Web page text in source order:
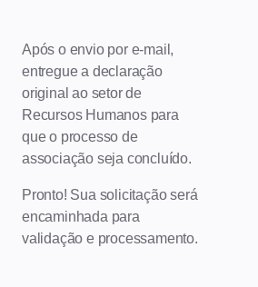
Após o envio por e-mail,
entregue a declaração
original ao setor de
Recursos Humanos para
que o processo de
associação seja concluído.
Pronto! Sua solicitação será
encaminhada para
validação e processamento.